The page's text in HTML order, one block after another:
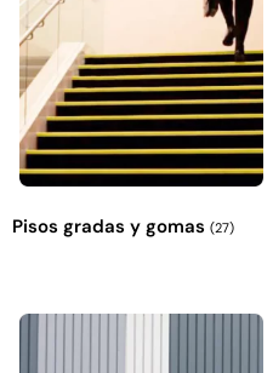
Pisos gradas y gomas (27)